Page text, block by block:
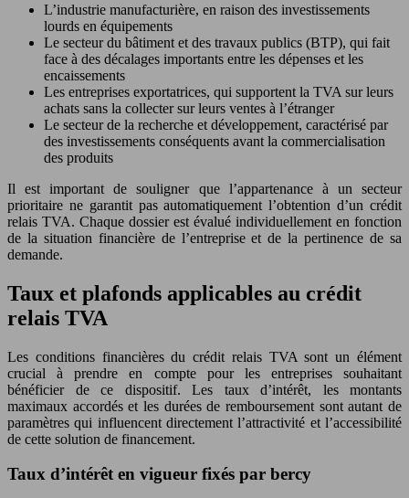
L’industrie manufacturière, en raison des investissements
lourds en équipements
Le secteur du bâtiment et des travaux publics (BTP), qui fait
face à des décalages importants entre les dépenses et les
encaissements
Les entreprises exportatrices, qui supportent la TVA sur leurs
achats sans la collecter sur leurs ventes à l’étranger
Le secteur de la recherche et développement, caractérisé par
des investissements conséquents avant la commercialisation
des produits
Il est important de souligner que l’appartenance à un secteur
prioritaire ne garantit pas automatiquement l’obtention d’un crédit
relais TVA. Chaque dossier est évalué individuellement en fonction
de la situation financière de l’entreprise et de la pertinence de sa
demande.
Taux et plafonds applicables au crédit
relais TVA
Les conditions financières du crédit relais TVA sont un élément
crucial à prendre en compte pour les entreprises souhaitant
bénéficier de ce dispositif. Les taux d’intérêt, les montants
maximaux accordés et les durées de remboursement sont autant de
paramètres qui influencent directement l’attractivité et l’accessibilité
de cette solution de financement.
Taux d’intérêt en vigueur fixés par bercy